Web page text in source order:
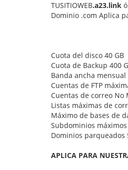
TUSITIOWEB.a23.link
Dominio .com Aplica
Cuota del disco 40 GB
Cuota de Backup 400
Banda ancha
Cuentas de FTP
Cuentas de correo No
Listas máximas de
Máximo de bases de
Subdominios
Dominios parqueados
APLICA PARA